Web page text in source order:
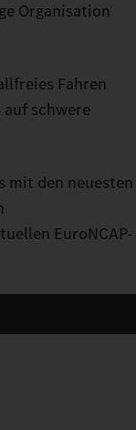
Organisation
Fahren
schwere
mit den neuesten
EuroNCAP-